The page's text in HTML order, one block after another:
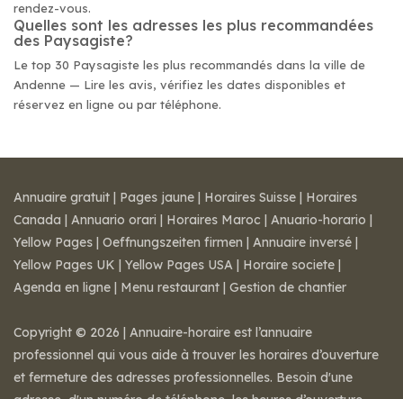
rendez-vous.
Quelles sont les adresses les plus recommandées
des Paysagiste?
Le top 30 Paysagiste les plus recommandés dans la ville de
Andenne — Lire les avis, vérifiez les dates disponibles et
réservez en ligne ou par téléphone.
Annuaire gratuit | Pages jaune | Horaires Suisse | Horaires
Canada | Annuario orari | Horaires Maroc | Anuario-horario |
Yellow Pages | Oeffnungszeiten firmen | Annuaire inversé |
Yellow Pages UK | Yellow Pages USA | Horaire societe |
Agenda en ligne | Menu restaurant | Gestion de chantier
Copyright © 2026 | Annuaire-horaire est l’annuaire
professionnel qui vous aide à trouver les horaires d’ouverture
et fermeture des adresses professionnelles. Besoin d'une